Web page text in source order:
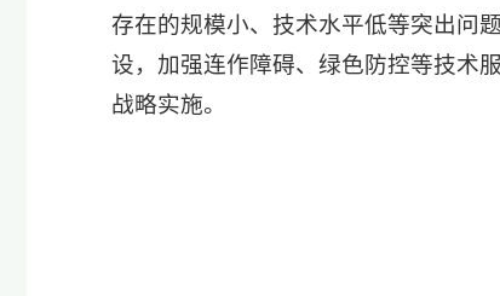
存在的规模小、技术水平低等突出问
设，加强连作障碍、绿色防控等技术
战略实施。